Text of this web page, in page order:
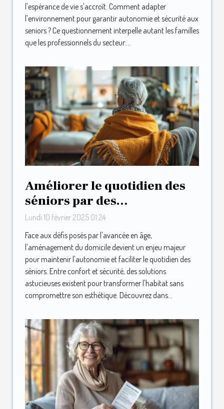
l'espérance de vie s'accroît. Comment adapter
l'environnement pour garantir autonomie et sécurité aux
seniors ? Ce questionnement interpelle autant les familles
que les professionnels du secteur....
Améliorer le quotidien des
séniors par des
aménagements maison
astucieux
Lundi 10 février 2025 01:24
Face aux défis posés par l'avancée en âge,
l'aménagement du domicile devient un enjeu majeur
pour maintenir l'autonomie et faciliter le quotidien des
séniors. Entre confort et sécurité, des solutions
astucieuses existent pour transformer l'habitat sans
compromettre son esthétique. Découvrez dans...